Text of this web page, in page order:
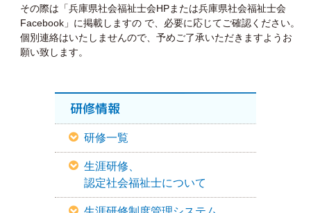
その際は「兵庫県社会福祉士会HPまたは兵庫県社会福祉士会
Facebook」に掲載しますの で、必要に応じてご確認ください。
個別連絡はいたしませんので、予めご了承いただきますようお
願い致します。
研修情報
研修一覧
生涯研修、
認定社会福祉士について